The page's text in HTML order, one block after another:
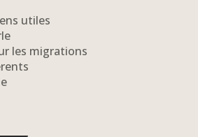
utiles
les migrations